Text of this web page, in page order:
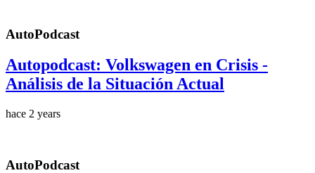
AutoPodcast
Autopodcast: Volkswagen en Crisis -
Análisis de la Situación Actual
hace 2 years
AutoPodcast